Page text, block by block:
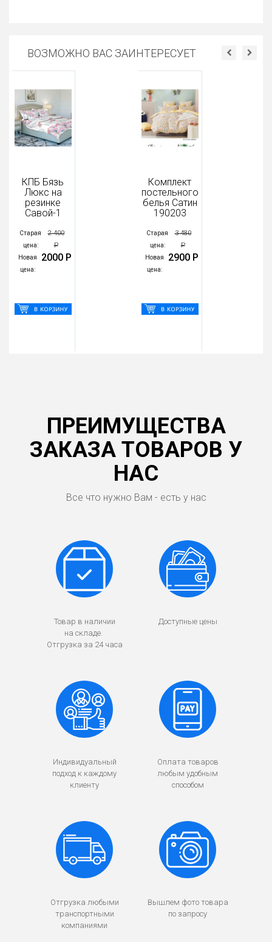
ВОЗМОЖНО ВАС ЗАИНТЕРЕСУЕТ
КПБ Бязь
Люкс на
резинке
Савой-1
Старая
цена:
2 400
Р
Новая
цена:
2000 Р
Комплект
постельного
белья Сатин
190203
Старая
цена:
3 480
Р
Новая
цена:
2900 Р
ПРЕИМУЩЕСТВА
ЗАКАЗА ТОВАРОВ У
НАС
Все что нужно Вам - есть у нас
Товар в наличии
на складе.
Отгрузка за 24 часа
Доступные цены
Индивидуальный
подход к каждому
клиенту
Оплата товаров
любым удобным
способом
Отгрузка любыми
транспортными
компаниями
Вышлем фото товара
по запросу